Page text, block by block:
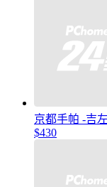
京都手帕 -吉
$430